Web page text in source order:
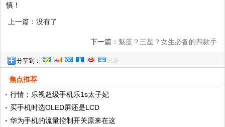
慎！
上一篇：没有了
下一篇： 魅蓝？三星？女生必备的四款手
分享到： 更多
焦点推荐
行情：乐视超级手机乐1s太子妃
买手机时选OLED屏还是LCD
华为手机的流量控制开关原来在这